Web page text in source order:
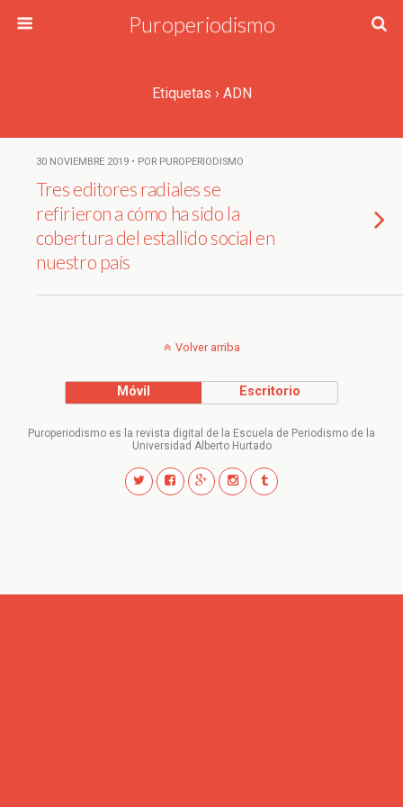
Puroperiodismo
Etiquetas › ADN
30 NOVIEMBRE 2019 • POR PUROPERIODISMO
Tres editores radiales se
refirieron a cómo ha sido la
cobertura del estallido social en
nuestro país
Volver arriba
Móvil Escritorio
Puroperiodismo es la revista digital de la Escuela de Periodismo de la
Universidad Alberto Hurtado